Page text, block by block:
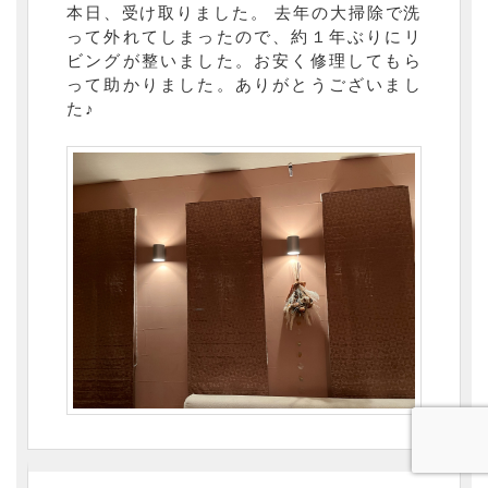
本日、受け取りました。 去年の大掃除で洗
って外れてしまったので、約１年ぶりにリ
ビングが整いました。お安く修理してもら
って助かりました。ありがとうございまし
た♪